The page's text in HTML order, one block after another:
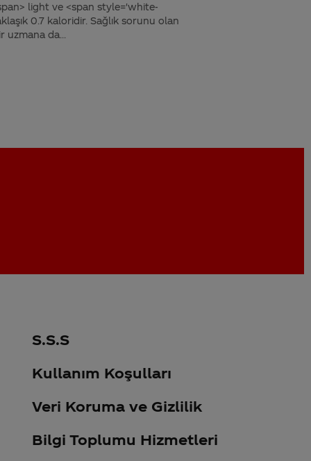
light ve <span style='white-
0.7 kaloridir. Sağlık sorunu olan
da...
S.S.S
Kullanım Koşulları
Veri Koruma ve Gizlilik
Bilgi Toplumu Hizmetleri